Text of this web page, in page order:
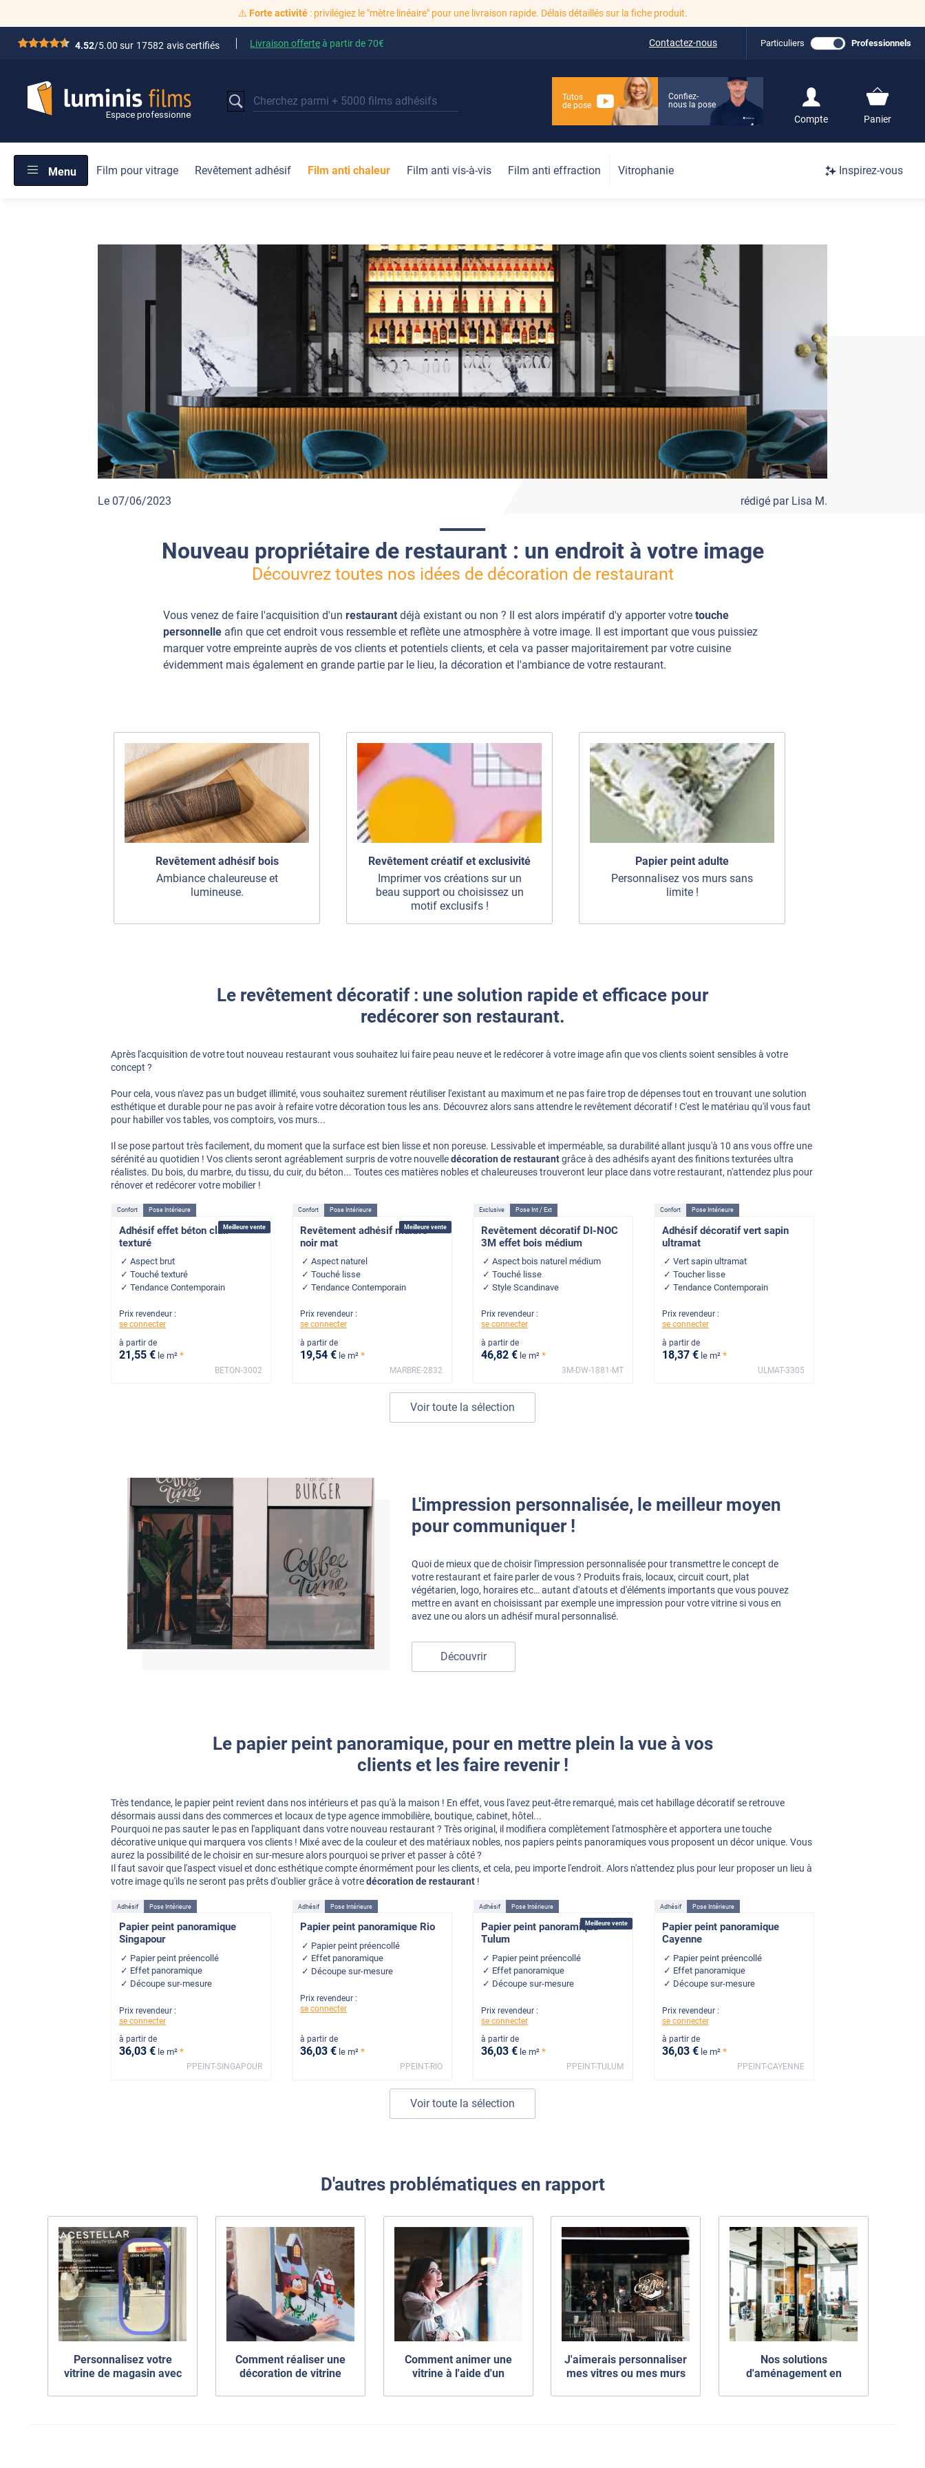
⚠️ Forte activité: privilégiez le "mètre linéaire" pour une livraison rapide. Délais détaillés sur la fiche produit.
*****4.52/5.00 sur 17582 avis certifiés Livraison offerteà partir de70€ Contactez-nous Particuliers Professionnels
Tutos
de pose
Confiez-
nous la pose
Compte
S'inscrire / Se
Panier
Menu Film pour vitrage Revêtement adhésif Film anti chaleur Film anti vis-à-vis Film anti effraction Vitrophanie Inspirez-vous
Le 07/06/2023 rédigé par Lisa M.
Nouveau propriétaire de restaurant : un endroit à votre image
Découvrez toutes nos idées de décoration de restaurant
Vous venez de faire l'acquisition d'un restaurant déjà existant ou non ? Il est alors impératif d'y apporter votre touche
personnelle afin que cet endroit vous ressemble et reflète une atmosphère à votre image. Il est important que vous puissiez
marquer votre empreinte auprès de vos clients et potentiels clients, et cela va passer majoritairement par votre cuisine
évidemment mais également en grande partie par le lieu, la décoration et l'ambiance de votre restaurant.
Revêtement adhésif bois
Ambiance chaleureuse et
lumineuse.
Revêtement créatif et exclusivité
Imprimer vos créations sur un
beau support ou choisissez un
motif exclusifs !
Papier peint adulte
Personnalisez vos murs sans
limite !
Le revêtement décoratif : une solution rapide et efficace pour
redécorer son restaurant.
Après l'acquisition de votre tout nouveau restaurant vous souhaitez lui faire peau neuve et le redécorer à votre image afin que vos clients soient sensibles à votre
concept ?
Pour cela, vous n'avez pas un budget illimité, vous souhaitez surement réutiliser l'existant au maximum et ne pas faire trop de dépenses tout en trouvant une solution
esthétique et durable pour ne pas avoir à refaire votre décoration tous les ans. Découvrez alors sans attendre le revêtement décoratif ! C'est le matériau qu'il vous faut
pour habiller vos tables, vos comptoirs, vos murs...
Il se pose partout très facilement, du moment que la surface est bien lisse et non poreuse. Lessivable et imperméable, sa durabilité allant jusqu'à 10 ans vous offre une
sérénité au quotidien ! Vos clients seront agréablement surpris de votre nouvelledécoration de restaurantgrâce à des adhésifs ayant des finitions texturées ultra
réalistes. Du bois, du marbre, du tissu, du cuir, du béton... Toutes ces matières nobles et chaleureuses trouveront leur place dans votre restaurant, n'attendez plus pour
rénover et redécorer votre mobilier !
Meilleure vente
Confort Pose Intérieure
Adhésif effet béton clair
texturé
Aspect brut
Touché texturé
Tendance Contemporain
Prix revendeur :
se connecter
à partir de
21,55 € le m² *
BETON-3002
Meilleure vente
Confort Pose Intérieure
Revêtement adhésif marbre
noir mat
Aspect naturel
Touché lisse
Tendance Contemporain
Prix revendeur :
se connecter
à partir de
19,54 € le m² *
MARBRE-2832
Exclusive Pose Int / Ext
Revêtement décoratif DI-NOC
3M effet bois médium
Aspect bois naturel médium
Touché lisse
Style Scandinave
Prix revendeur :
se connecter
à partir de
46,82 € le m² *
3M-DW-1881-MT
Confort Pose Intérieure
Adhésif décoratif vert sapin
ultramat
Vert sapin ultramat
Toucher lisse
Tendance Contemporain
Prix revendeur :
se connecter
à partir de
18,37 € le m² *
ULMAT-3305
Voir toute la sélection
L'impression personnalisée, le meilleur moyen
pour communiquer !
Quoi de mieux que de choisir l'impression personnalisée pour transmettre le concept de
votre restaurant et faire parler de vous ? Produits frais, locaux, circuit court, plat
végétarien, logo, horaires etc… autant d'atouts et d'éléments importants que vous pouvez
mettre en avant en choisissant par exemple une impression pour votre vitrine si vous en
avez une ou alors un adhésif mural personnalisé.
Découvrir
Le papier peint panoramique, pour en mettre plein la vue à vos
clients et les faire revenir !
Très tendance, le papier peint revient dans nos intérieurs et pas qu'à la maison ! En effet, vous l'avez peut-être remarqué, mais cet habillage décoratif se retrouve
désormais aussi dans des commerces et locaux de type agence immobilière, boutique, cabinet, hôtel...
Pourquoi ne pas sauter le pas en l'appliquant dans votre nouveau restaurant ? Très original, il modifiera complètement l'atmosphère et apportera une touche
décorative unique qui marquera vos clients ! Mixé avec de la couleur et des matériaux nobles, nos papiers peints panoramiques vous proposent un décor unique. Vous
aurez la possibilité de le choisir en sur-mesure alors pourquoi se priver et passer à côté ?
Il faut savoir que l'aspect visuel et donc esthétique compte énormément pour les clients, et cela, peu importe l'endroit. Alors n'attendez plus pour leur proposer un lieu à
votre image qu'ils ne seront pas prêts d'oublier grâce à votredécoration de restaurant !
Adhésif Pose Intérieure
Papier peint panoramique
Singapour
Papier peint préencollé
Effet panoramique
Découpe sur-mesure
Prix revendeur :
se connecter
à partir de
36,03 € le m² *
PPEINT-SINGAPOUR
Adhésif Pose Intérieure
Papier peint panoramique Rio
Papier peint préencollé
Effet panoramique
Découpe sur-mesure
Prix revendeur :
se connecter
à partir de
36,03 € le m² *
PPEINT-RIO
Meilleure vente
Adhésif Pose Intérieure
Papier peint panoramique
Tulum
Papier peint préencollé
Effet panoramique
Découpe sur-mesure
Prix revendeur :
se connecter
à partir de
36,03 € le m² *
PPEINT-TULUM
Adhésif Pose Intérieure
Papier peint panoramique
Cayenne
Papier peint préencollé
Effet panoramique
Découpe sur-mesure
Prix revendeur :
se connecter
à partir de
36,03 € le m² *
PPEINT-CAYENNE
Voir toute la sélection
D'autres problématiques en rapport
Personnalisez votre
vitrine de magasin avec
Comment réaliser une
décoration de vitrine
Comment animer une
vitrine à l'aide d'un
J'aimerais personnaliser
mes vitres ou mes murs
Nos solutions
d'aménagement en